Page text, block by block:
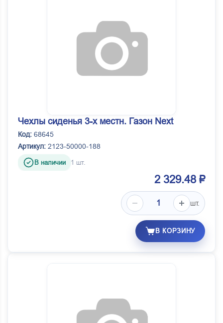
Чехлы сиденья 3-х местн. Газон Next
Код: 68645
Артикул: 2123-50000-188
В наличии 1 шт.
2 329.48 ₽
шт.
В КОРЗИНУ